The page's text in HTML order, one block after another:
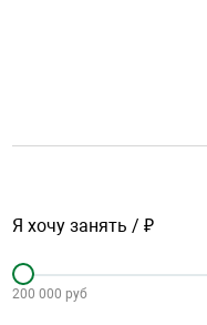
Я хочу занять / ₽
200 000 руб